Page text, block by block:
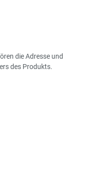
die Adresse und
des Produkts.